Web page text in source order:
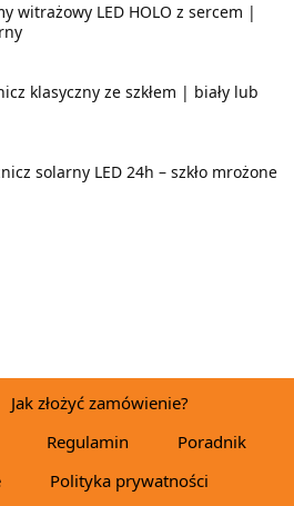
witrażowy LED HOLO z sercem |
klasyczny ze szkłem | biały lub
solarny LED 24h – szkło mrożone
Jak złożyć zamówienie?
Regulamin
Poradnik
Polityka prywatności